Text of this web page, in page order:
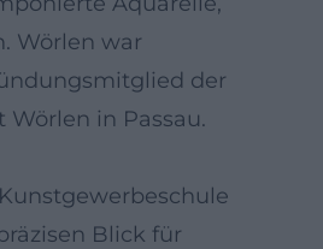
Wörlen war
der
in Passau.
Blick für